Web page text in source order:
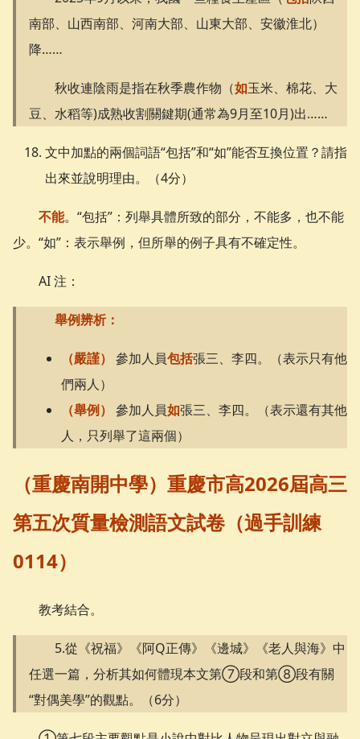
南部、山西南部、河南大部、山東大部、安徽淮北）
降……
秋收連陰雨是指在秋季農作物（如玉米、棉花、大
豆、水稻等)成熟收割關鍵期(通常為9月至10月)出……
文中加點的兩個詞語“包括”和“如”能否互換位置？請指
出來並說明理由。（4分）
不能。“包括”：列舉具體所致的部分，不能多，也不能
少。“如”：表示舉例，但所舉的例子具有不確定性。
AI 注：
舉例辨析：
（嚴謹） 參加人員包括張三、李四。（表示只有他
們兩人）
（舉例） 參加人員如張三、李四。（表示還有其他
人，只列舉了這兩個）
（重慶南開中學）重慶市高2026屆高三
第五次質量檢測語文試卷（過手訓練
0114）
教考結合。
5.從《祝福》《阿Q正傳》《邊城》《老人與海》中
任選一篇，分析其如何體現本文第⑦段和第⑧段有關
“對偶美學”的觀點。（6分）